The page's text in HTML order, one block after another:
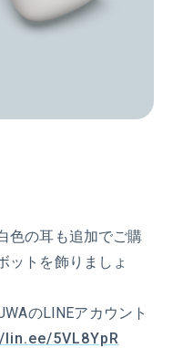
色の耳も追加でご購
ットを飾りましょ
のLINEアカウント
5VL8YpR